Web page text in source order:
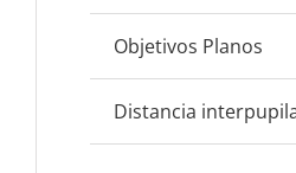
Objetivos Planos
Distancia